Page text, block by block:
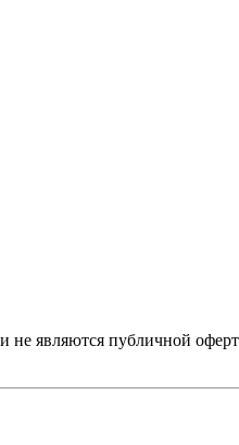
не являются публичной